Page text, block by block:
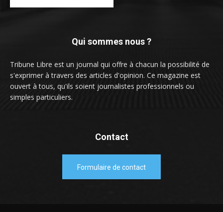
Qui sommes nous ?
Tribune Libre est un journal qui offre à chacun la possibilité de
s'exprimer à travers des articles d'opinion. Ce magazine est
ouvert à tous, qu'ils soient journalistes professionnels ou
simples particuliers.
Contact
Formulaire de contact